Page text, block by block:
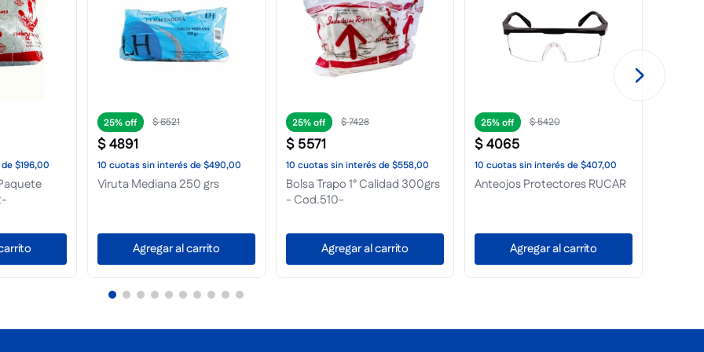
$501,00
25% $5917
$4438
10 cuotassin interésde$444,00
Taco de Masillar Concavo
Agregar al carrito
25% $5521
$ 4141
10 cuotassin interésde$415,00
Goma de Masillar Grande
Agregar al carrito
25% $3920
$2940
10 cuotassin interésde$294,00
Goma de Masillar Mediana
Agregar al carrito